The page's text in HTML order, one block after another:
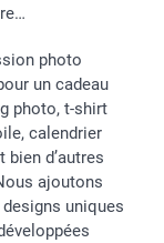
photo
un cadeau
photo, t-shirt
calendrier
d’autres
ajoutons
uniques